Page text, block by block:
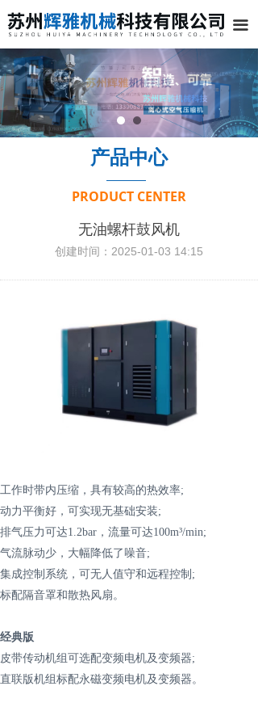
끀
产品中心
PRODUCT CENTER
无油螺杆鼓风机
创建时间： 2025-01-03 14:15
工作时带内压缩，具有较高的热效率;
动力平衡好，可实现无基础安装;
排气压力可达1.2bar，流量可达100m³/min;
气流脉动少，大幅降低了噪音;
集成控制系统，可无人值守和远程控制;
标配隔音罩和散热风扇。
经典版
皮带传动机组可选配变频电机及变频器;
直联版机组标配永磁变频电机及变频器。